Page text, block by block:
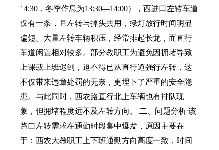
14:30，冬季作息为13:30—14:00），西进口左转车道
仅有一条，且左转与掉头共用，绿灯放行时间明显
偏短。大量左转车辆积压，经常排起长龙，而直行
车道闲置相对较多。部分教职工为避免因拥堵导致
上课或上班迟到，迫不得已从直行道强行左转，这
不仅带来违章处罚的无奈，更埋下了严重的安全隐
患。与此同时，西农路直行北上车辆也有排队现
象，但拥堵程度远不及左转方向。 二、问题分析 该
路口左转需求在通勤时段集中爆发，原因主要在
于：西农大教职工上下班通勤方向高度一致，时间